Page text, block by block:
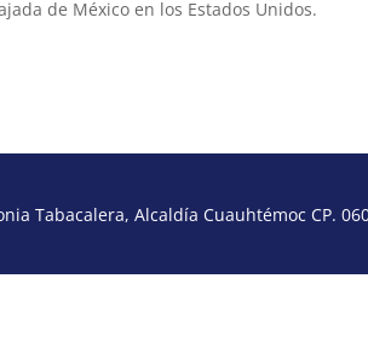
de México en los Estados Unidos.
Tabacalera, Alcaldía Cuauhtémoc CP.